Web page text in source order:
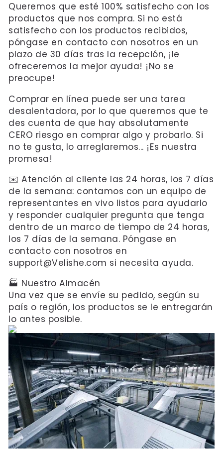
Queremos que esté 100% satisfecho con los
productos que nos compra. Si no está
satisfecho con los productos recibidos,
póngase en contacto con nosotros en un
plazo de 30 días tras la recepción, ¡le
ofreceremos la mejor ayuda! ¡No se
preocupe!
Comprar en línea puede ser una tarea
desalentadora, por lo que queremos que te
des cuenta de que hay absolutamente
CERO riesgo en comprar algo y probarlo. Si
no te gusta, lo arreglaremos... ¡Es nuestra
promesa!
✉️ Atención al cliente las 24 horas, los 7 días
de la semana: contamos con un equipo de
representantes en vivo listos para ayudarlo
y responder cualquier pregunta que tenga
dentro de un marco de tiempo de 24 horas,
los 7 días de la semana. Póngase en
contacto con nosotros en
support@Velishe.com si necesita ayuda.
🏭 Nuestro Almacén
Una vez que se envíe su pedido, según su
país o región, los productos se le entregarán
lo antes posible.